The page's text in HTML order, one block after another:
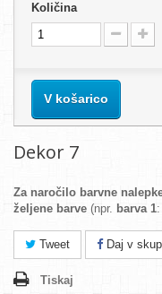
Količina
V košarico
Dekor 7
Za naročilo barvne
željene barve (npr. barva 1
Tweet Daj v
Tiskaj